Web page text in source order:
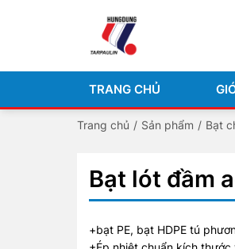
TRANG CHỦ
Trang chủ / Sản phẩm / Bạt
Bạt lót đầm
+bạt PE, bạt HDPE tú